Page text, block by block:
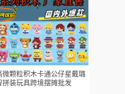
微颗粒积木卡通公仔星戴璐
拼装玩具跨境摆摊批发